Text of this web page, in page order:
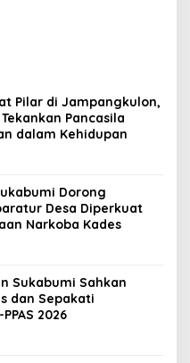
Pilar di Jampangkulon,
Pancasila
dalam Kehidupan
Dorong
Desa Diperkuat
Narkoba Kades
Sukabumi Sahkan
dan Sepakati
2026